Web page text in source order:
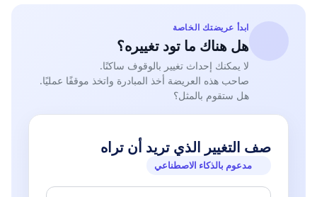
ابدأ عريضتك الخاصة
هل هناك ما تود تغييره؟
لا يمكنك إحداث تغيير بالوقوف ساكنًا.
صاحب هذه العريضة أخذ المبادرة واتخذ موقفًا عمليًا.
هل ستقوم بالمثل؟
صف التغيير الذي تريد أن تراه
مدعوم بالذكاء الاصطناعي